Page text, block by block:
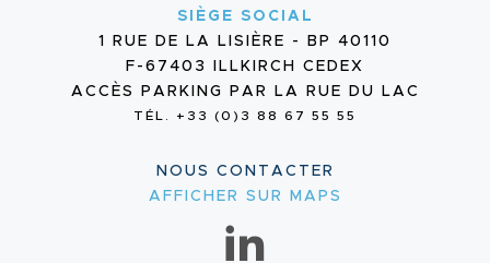
SIÈGE SOCIAL
1 RUE DE LA LISIÈRE - BP 40110
F-67403 ILLKIRCH CEDEX
ACCÈS PARKING PAR LA RUE DU LAC
TÉL. +33 (0)3 88 67 55 55
NOUS CONTACTER
AFFICHER SUR MAPS